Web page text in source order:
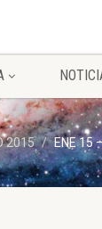
2015 ENE 15